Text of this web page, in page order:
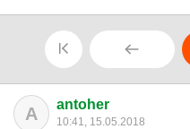
A antoher
10:41, 15.05.2018